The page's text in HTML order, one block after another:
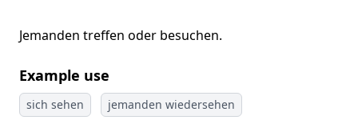
Jemanden treffen oder besuchen.
Example use
sich sehen jemanden wiedersehen